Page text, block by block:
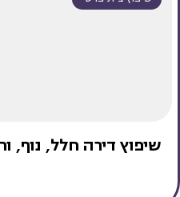
שיפוץ דירה חלל, נוף,